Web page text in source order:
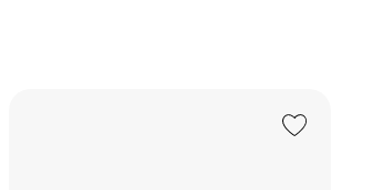
Add to Wishlist